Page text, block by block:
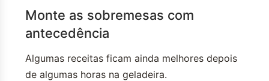
Monte as sobremesas com
antecedência
Algumas receitas ficam ainda melhores depois
de algumas horas na geladeira.